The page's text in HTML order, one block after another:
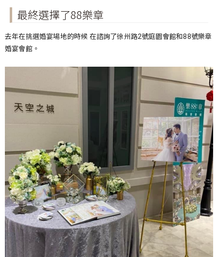
最終選擇了88樂章
去年在挑選婚宴場地的時候 在諮詢了徐州路2號庭園會館和88號樂章
婚宴會館。